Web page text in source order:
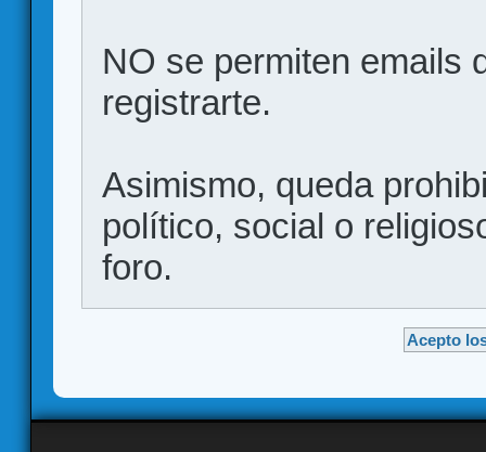
NO se permiten emails
registrarte.
Asimismo, queda
político, social o
foro.